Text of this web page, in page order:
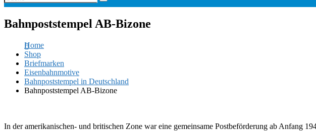
Bahnpoststempel AB-Bizone
Home
Shop
Briefmarken
Eisenbahnmotive
Bahnpoststempel in Deutschland
Bahnpoststempel AB-Bizone
In der amerikanischen- und britischen Zone war eine gemeinsame Postbeförderung ab Anfang